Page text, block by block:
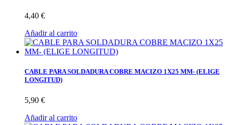
4,40 €
Añadir al carrito
CABLE PARA SOLDADURA COBRE MACIZO 1X25 MM- (ELIGE
LONGITUD)
5,90 €
Añadir al carrito